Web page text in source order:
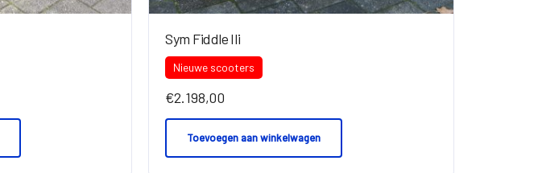
Sym Fiddle IIi
Nieuwe scooters
€2.198,00
Toevoegen aan winkelwagen